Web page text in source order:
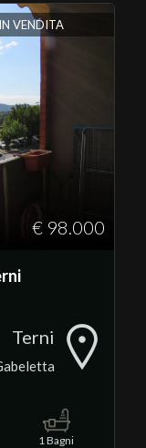
IN VENDITA
€ 98.000
Terni
1 Bagni